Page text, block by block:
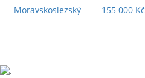
Moravskoslezský 155 000 Kč